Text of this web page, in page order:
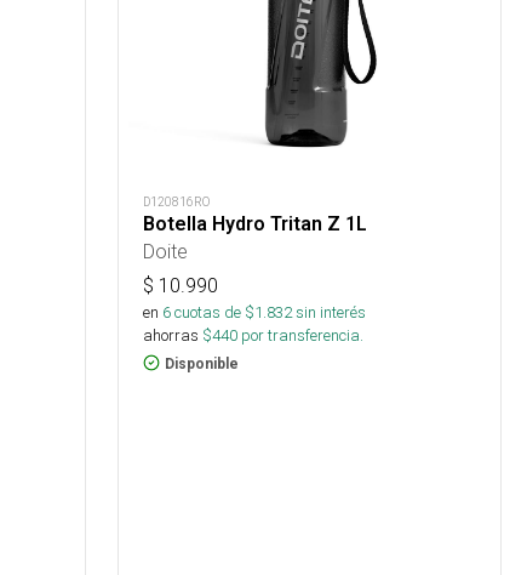
D120816RO
Botella Hydro Tritan Z 1L
Doite
$ 10.990
en 6cuotas de $1.832sin interés
ahorras $440 por transferencia.
Disponible